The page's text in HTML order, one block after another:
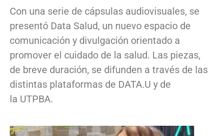
Con una serie de cápsulas audiovisuales, se
presentó Data Salud, un nuevo espacio de
comunicación y divulgación orientado a
promover el cuidado de la salud. Las piezas,
de breve duración, se difunden a través de las
distintas plataformas de DATA.U y de
la UTPBA.